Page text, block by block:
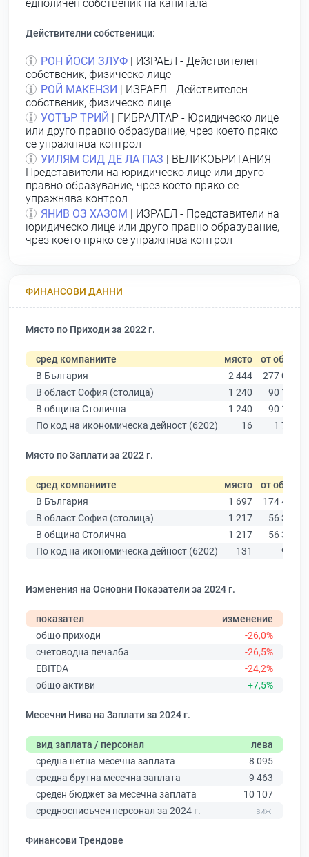
едноличен собственик на капитала
Действителни собственици:
РОН ЙОСИ ЗЛУФ | ИЗРАЕЛ - Действителен
собственик, физическо лице
РОЙ МАКЕНЗИ
| ИЗРАЕЛ - Действителен
собственик, физическо лице
УОТЪР ТРИЙ
| ГИБРАЛТАР - Юридическо лице
или друго правно образувание, чрез което пряко
се упражнява контрол
УИЛЯМ СИД ДЕ ЛА ПАЗ | ВЕЛИКОБРИТАНИЯ -
Представители на юридическо лице или друго
правно образувание, чрез което пряко се
упражнява контрол
ЯНИВ ОЗ ХАЗОМ
| ИЗРАЕЛ - Представители на
юридическо лице или друго правно образувание,
чрез което пряко се упражнява контрол
ФИНАНСОВИ ДАННИ
Място по Приходи за 2022 г.
сред компаниите място от общо
В България
2 444
277 019
В област София (столица)
1 240
90 178
В община Столична
1 240
90 178
По код на икономическа дейност (6202)
16 1 740
Място по Заплати за 2022 г.
сред компаниите място от общо
В България
1 697
174 403
В област София (столица)
1 217
56 378
В община Столична
1 217
56 378
По код на икономическа дейност (6202)
131 969
Изменения на Основни Показатели за 2024 г.
показател
изменение
общо приходи
-26,0%
счетоводна печалба
-26,5%
EBITDA
-24,2%
общо активи
+7,5%
Месечни Нива на Заплати за 2024 г.
вид заплата / персонал
лева
средна нетна месечна заплата
8 095
средна брутна месечна заплата
9 463
среден бюджет за месечна заплата
10 107
средносписъчен персонал за 2024 г.
Финансови Трендове